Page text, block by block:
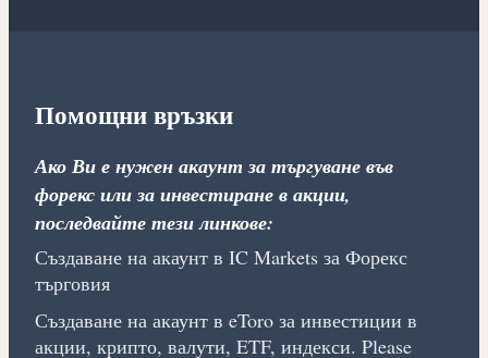
Помощни връзки
Ако Ви е нужен акаунт за търгуване във
форекс или за инвестиране в акции,
последвайте тези линкове:
Създаване на акаунт в IC Markets за Форекс
търговия
Създаване на акаунт в eToro за инвестиции в
акции, крипто, валути, ETF, индекси. Please